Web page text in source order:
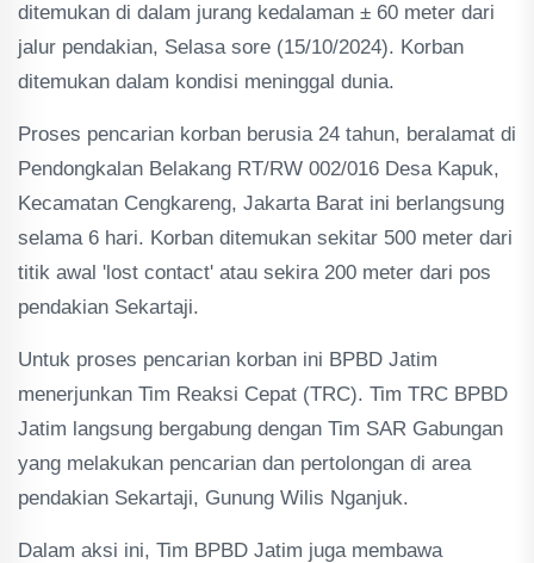
ditemukan di dalam jurang kedalaman ± 60 meter dari
jalur pendakian, Selasa sore (15/10/2024). Korban
ditemukan dalam kondisi meninggal dunia.
Proses pencarian korban berusia 24 tahun, beralamat di
Pendongkalan Belakang RT/RW 002/016 Desa Kapuk,
Kecamatan Cengkareng, Jakarta Barat ini berlangsung
selama 6 hari. Korban ditemukan sekitar 500 meter dari
titik awal 'lost contact' atau sekira 200 meter dari pos
pendakian Sekartaji.
Untuk proses pencarian korban ini BPBD Jatim
menerjunkan Tim Reaksi Cepat (TRC). Tim TRC BPBD
Jatim langsung bergabung dengan Tim SAR Gabungan
yang melakukan pencarian dan pertolongan di area
pendakian Sekartaji, Gunung Wilis Nganjuk.
Dalam aksi ini, Tim BPBD Jatim juga membawa